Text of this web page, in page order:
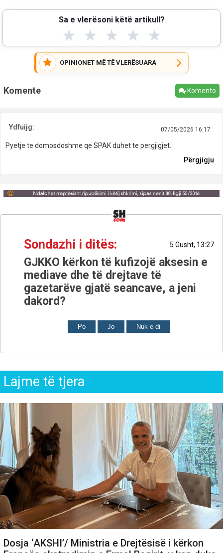
Sa e vlerësoni këtë artikull?
★ ★ ★ ★ ★
OPINIONET MË TË VLERËSUARA
Komente Komento
Ydfuijg: 07/05/2026 16:17
Pyetje te domosdoshme qe SPAK duhet te pergjigjet.
Përgjigju
Sondazhi i ditës: 5 Gusht, 13:27
GJKKO kërkon të kufizojë aksesin e
mediave dhe të drejtave të
gazetarëve gjatë seancave, a jeni
dakord?
Po Jo Nuk e di
Lajme të tjera
Dosja ‘AKSHI’/ Ministria e Drejtësisë i kërkon